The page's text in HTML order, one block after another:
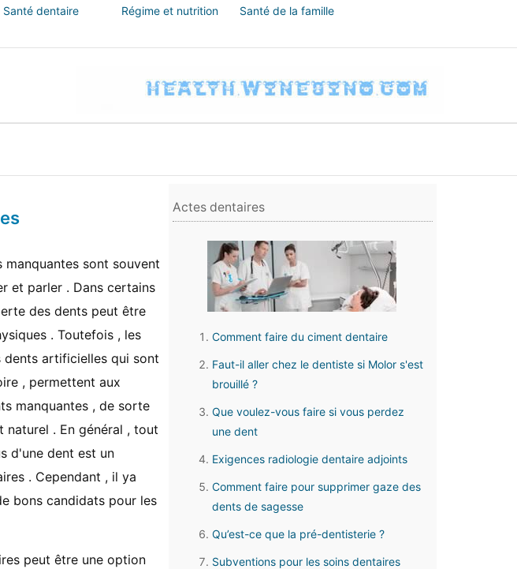
Santé dentaire Régime et nutrition
Santé de la famille
manquantes sont souvent
et parler . Dans certains
des dents peut être
. Toutefois , les
dents artificielles qui sont
, permettent aux
manquantes , de sorte
naturel . En général , tout
d'une dent est un
. Cependant , il ya
bons candidats pour les
peut être une option
Actes dentaires
Comment faire du ciment dentaire
Faut-il aller chez le dentiste si Molor s'est
brouillé ?
Que voulez-vous faire si vous perdez
une dent
Exigences radiologie dentaire adjoints
Comment faire pour supprimer gaze des
dents de sagesse
Qu’est-ce que la pré-dentisterie ?
Subventions pour les soins dentaires